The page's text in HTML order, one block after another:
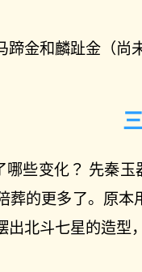
蹄金和麟趾金（尚
哪些变化？ 先秦
葬的更多了。原
出北斗七星的造型